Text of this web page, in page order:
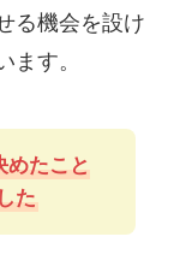
る機会を設け
ます。
めたこと
た